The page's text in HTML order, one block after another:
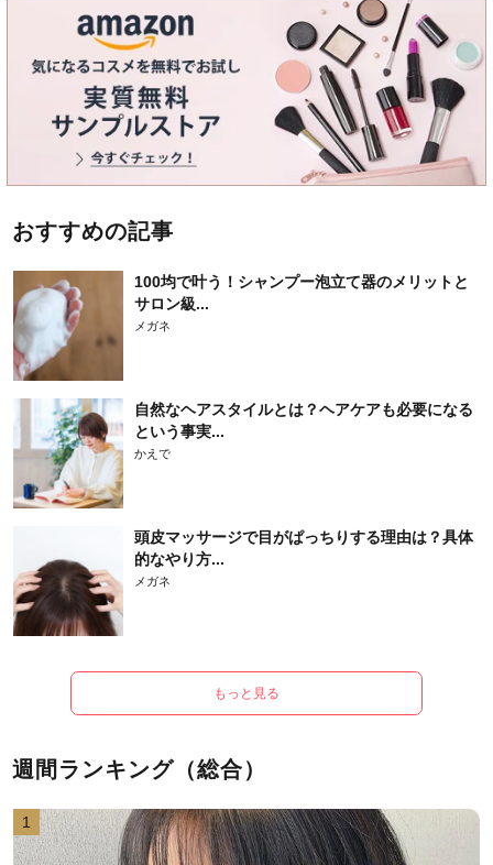
おすすめの記事
100均で叶う！シャンプー泡立て器のメリットと
サロン級...
メガネ
自然なヘアスタイルとは？ヘアケアも必要になる
という事実...
かえで
頭皮マッサージで目がぱっちりする理由は？具体
的なやり方...
メガネ
もっと見る
週間ランキング（総合）
1